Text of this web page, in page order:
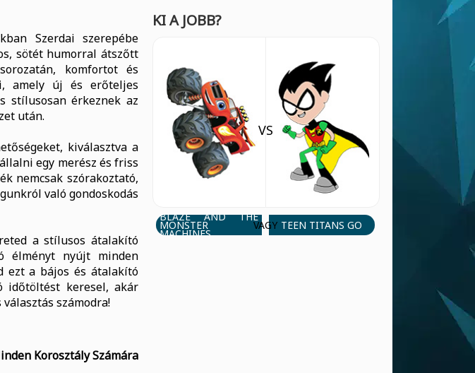
Szerdai szerepébe
sötét humorral átszőtt
komfortot és
amely új és erőteljes
stílusosan érkeznek az
után.
kiválasztva a
egy merész és friss
nemcsak szórakoztató,
való gondoskodás
a stílusos átalakító
élményt nyújt minden
ezt a bájos és átalakító
időtöltést keresel, akár
számodra!
Korosztály Számára
KI A JOBB?
BLAZE AND THE
MONSTER
MACHINES
VS
VAGY TEEN TITANS GO